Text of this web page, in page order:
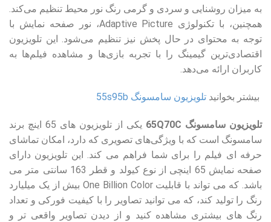
به میزان روشنایی و سردی و گرمی رنگ نور محیط تنظیم می‌کند.
همچنین، با تکنولوژی Adaptive Picture، نور صفحه نمایش با
توجه به محتوای در حال پخش نیز تنظیم می‌شود. این تلویزیون
اقتصادی‌ترین گیمینگ را با تجربه بازی‌ها و مشاهده فیلم‌ها به
کاربران ارائه می‌دهد.
بیشتر بخوانید تلویزیون سامسونگ 55s95b
تلویزیون سامسونگ 65Q70C
یکی از تلویزیون های 65 اینچ برند
سامسونگ است که با ویژگی‌های تصویری که دارد، امکان تماشای
حرفه ای فیلم را برای شما فراهم می کند. این تلویزیون دارای
صفحه نمایش 65 اینچی از نوع کیولد و قطر 163 سانتی متر می
باشد. که می تواند با قابلیت One Billion Color بیش از یک میلیارد
رنگ را تولید کند، که می توانید تصاویر را با کیفیت فورکی و تعداد
رنگ های بیشتری مشاهده کنید و از دیدن تصاویر واقعی تر و